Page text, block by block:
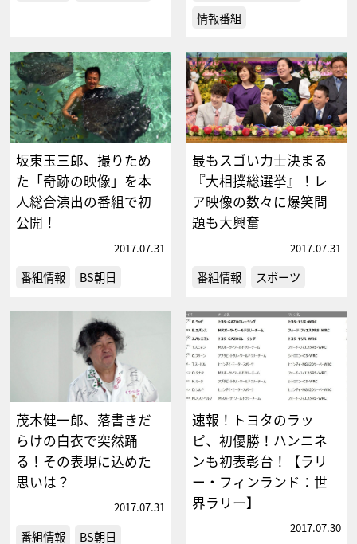
情報番組
坂東玉三郎、撮りため
た「奇跡の映像」を本
人総合演出の番組で初
公開！
2017.07.31
番組情報 BS朝日
最もスゴい力士決まる
『大相撲総選挙』！レ
ア映像の数々に爆笑問
題も大興奮
2017.07.31
番組情報 スポーツ
茂木健一郎、落書きだ
らけの白衣で突然踊
る！その表現に込めた
思いは？
2017.07.31
番組情報 BS朝日
速報！トヨタのラッ
ピ、初優勝！ハンニネ
ンも初表彰台！【ラリ
ー・フィンランド：世
界ラリー】
2017.07.30